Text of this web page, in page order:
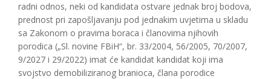
radni odnos, neki od kandidata ostvare jednak broj bodova,
prednost pri zapošljavanju pod jednakim uvjetima u skladu
sa Zakonom o pravima boraca i članovima njihovih
porodica („Sl. novine FBiH“, br. 33/2004, 56/2005, 70/2007,
9/2027 i 29/2022) imat će kandidat kandidat koji ima
svojstvo demobiliziranog branioca, člana porodice